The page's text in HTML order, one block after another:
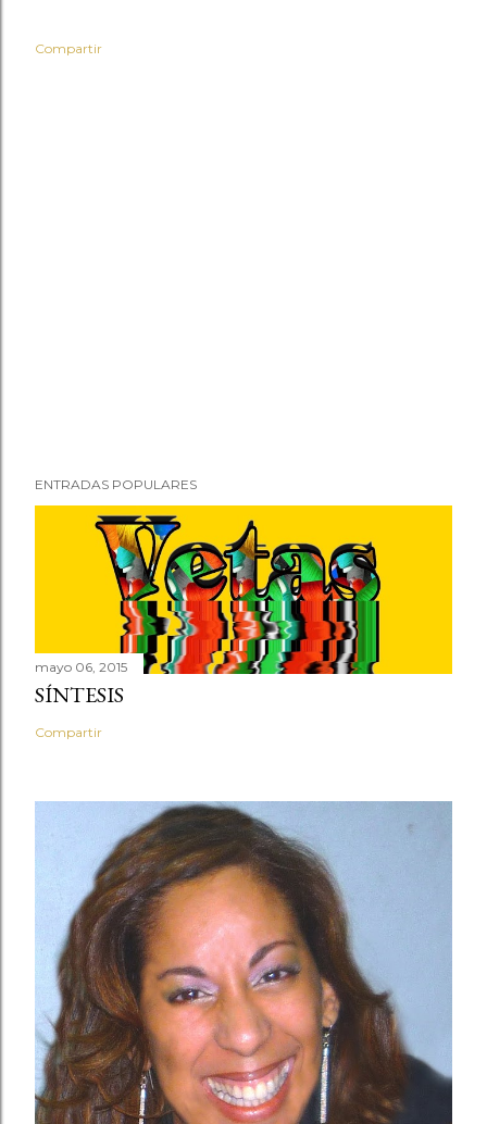
Compartir
ENTRADAS POPULARES
mayo 06, 2015
SÍNTESIS
Compartir